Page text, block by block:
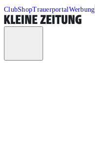
ClubShopTrauerportalWerbung